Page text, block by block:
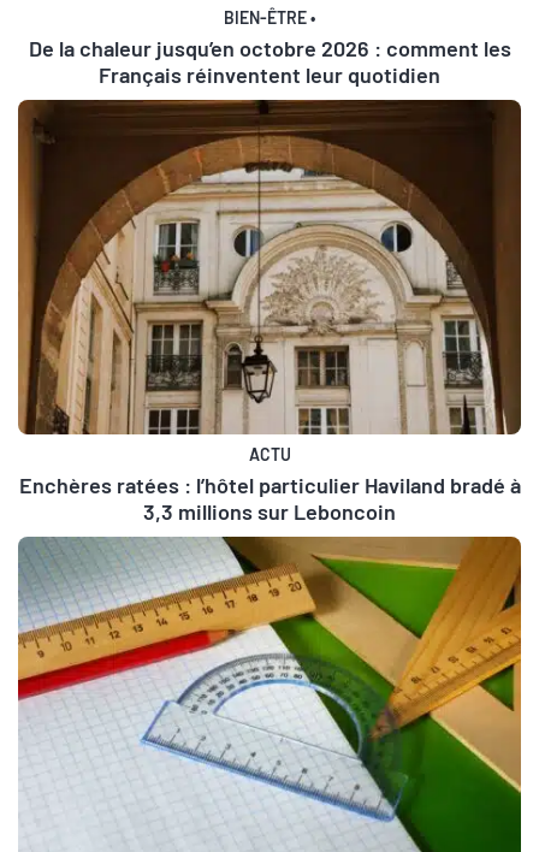
BIEN-ÊTRE•
De la chaleur jusqu’en octobre 2026 : comment les
Français réinventent leur quotidien
ACTU
Enchères ratées : l’hôtel particulier Haviland bradé à
3,3 millions sur Leboncoin